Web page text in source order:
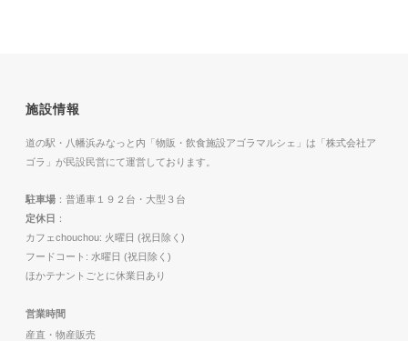
施設情報
道の駅・八幡浜みなっと内「物販・飲食施設アゴラマルシェ」は「株式会社ア
ゴラ」が民設民営にて運営しております。
駐車場 ：普通車１９２台・大型３台
定休日 ：
カフェchouchou: 火曜日 (祝日除く)
フードコート: 水曜日 (祝日除く)
ほかテナントごとに休業日あり
営業時間
産直・物産販売